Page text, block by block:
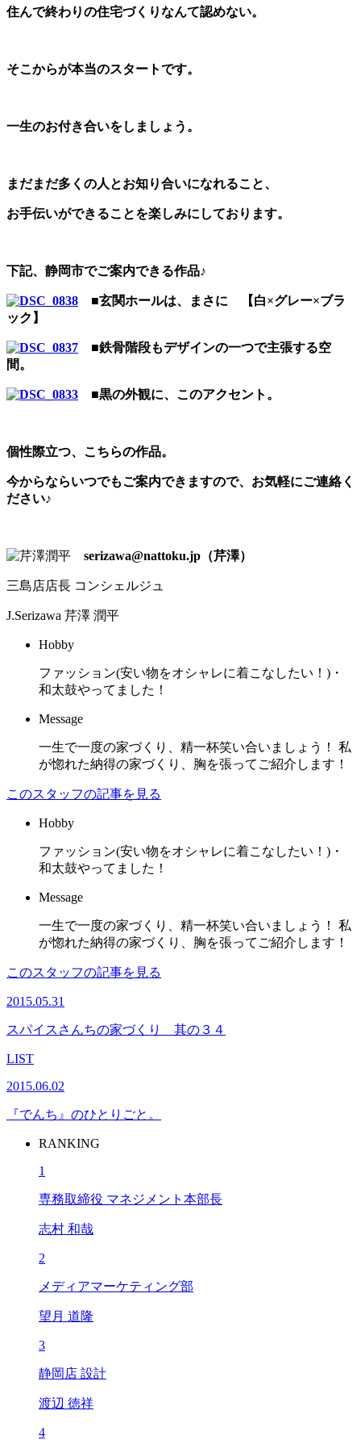
住んで終わりの住宅づくりなんて認めない。
そこからが本当のスタートです。
一生のお付き合いをしましょう。
まだまだ多くの人とお知り合いになれること、
お手伝いができることを楽しみにしております。
下記、静岡市でご案内できる作品♪
■玄関ホールは、まさに 【白×グレー×ブラ
ック】
■鉄骨階段もデザインの一つで主張する空
間。
■黒の外観に、このアクセント。
個性際立つ、こちらの作品。
今からならいつでもご案内できますので、お気軽にご連絡く
ださい♪
serizawa@nattoku.jp（芹澤）
三島店店長 コンシェルジュ
J.Serizawa 芹澤 潤平
Hobby
ファッション(安い物をオシャレに着こなしたい！)・
和太鼓やってました！
Message
一生で一度の家づくり、精一杯笑い合いましょう！ 私
が惚れた納得の家づくり、胸を張ってご紹介します！
このスタッフの記事を見る
Hobby
ファッション(安い物をオシャレに着こなしたい！)・
和太鼓やってました！
Message
一生で一度の家づくり、精一杯笑い合いましょう！ 私
が惚れた納得の家づくり、胸を張ってご紹介します！
このスタッフの記事を見る
2015.05.31
スパイスさんちの家づくり 其の３４
LIST
2015.06.02
『でんち』のひとりごと。
RANKING
1
専務取締役 マネジメント本部長
志村 和哉
2
メディアマーケティング部
望月 道隆
3
静岡店 設計
渡辺 徳祥
4